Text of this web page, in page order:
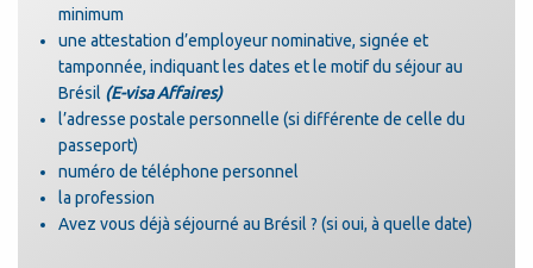
minimum
une attestation d’employeur nominative, signée et
tamponnée, indiquant les dates et le motif du séjour au
Brésil (E-visa Affaires)
l’adresse postale personnelle (si différente de celle du
passeport)
numéro de téléphone personnel
la profession
Avez vous déjà séjourné au Brésil ? (si oui, à quelle date)